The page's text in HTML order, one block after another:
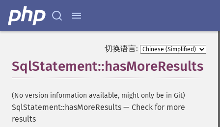
切换语言:
SqlStatement::hasMoreResults
(No version information available, might only be in Git)
SqlStatement::hasMoreResults — Check for more
results